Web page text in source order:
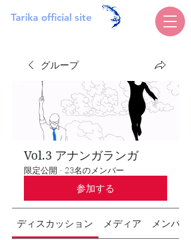
Tarika official site
グループ
Vol.3 アナンガランガ
限定公開 · 23名のメンバー
参加する
ディスカッション メディア メンバー